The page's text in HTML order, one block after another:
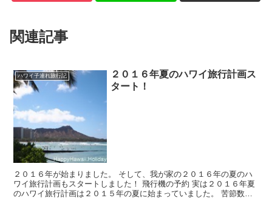
関連記事
ハワイ子連れ旅行記
２０１６年夏のハワイ旅行計画ス
タート！
２０１６年が始まりました。 そして、我が家の２０１６年の夏のハ
ワイ旅行計画もスタートしました！ 飛行機の予約 実は２０１６年夏
のハワイ旅行計画は２０１５年の夏に始まっていました。 苦節数